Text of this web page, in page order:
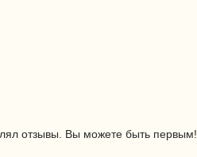
отзывы. Вы можете быть первым!